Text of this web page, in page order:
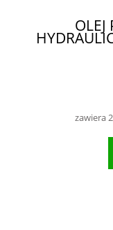
zawiera